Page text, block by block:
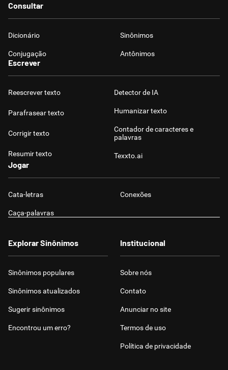
Consultar
Dicionário Sinônimos
Conjugação Antônimos
Escrever
Reescrever texto
Parafrasear texto
Corrigir texto
Resumir texto
Detector de IA
Humanizar texto
Contador de caracteres e
palavras
Texxto.ai
Jogar
Cata-letras Conexões
Caça-palavras
Explorar Sinônimos
Sinônimos populares
Sinônimos atualizados
Sugerir sinônimos
Encontrou um erro?
Institucional
Sobre nós
Contato
Anunciar no site
Termos de uso
Política de privacidade